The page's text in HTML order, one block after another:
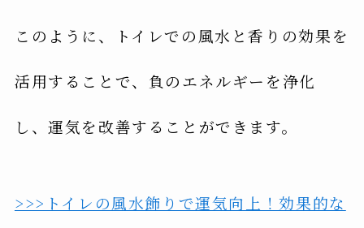
このように、トイレでの風水と香りの効果を
活用することで、負のエネルギーを浄化
し、運気を改善することができます。
>>>トイレの風水飾りで運気向上！効果的な